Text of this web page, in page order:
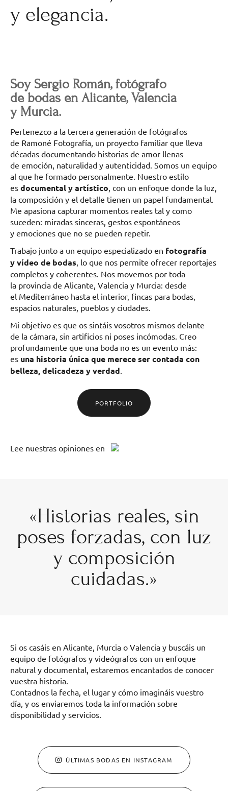
y elegancia.
Soy Sergio Román, fotógrafo
de bodas en Alicante, Valencia
y Murcia.
Pertenezco a la tercera generación de fotógrafos
de Ramoné Fotografía, un proyecto familiar que lleva
décadas documentando historias de amor llenas
de emoción, naturalidad y autenticidad. Somos un equipo
al que he formado personalmente. Nuestro estilo
es documental y artístico , con un enfoque donde la luz,
la composición y el detalle tienen un papel fundamental.
Me apasiona capturar momentos reales tal y como
suceden: miradas sinceras, gestos espontáneos
y emociones que no se pueden repetir.
Trabajo junto a un equipo especializado en fotografía
y vídeo de bodas , lo que nos permite ofrecer reportajes
completos y coherentes. Nos movemos por toda
la provincia de Alicante, Valencia y Murcia: desde
el Mediterráneo hasta el interior, fincas para bodas,
espacios naturales, pueblos y ciudades.
Mi objetivo es que os sintáis vosotros mismos delante
de la cámara, sin artificios ni poses incómodas. Creo
profundamente que una boda no es un evento más:
es una historia única que merece ser contada con
belleza, delicadeza y verdad
PORTFOLIO
Lee nuestras opiniones en
«Historias reales, sin
poses forzadas, con luz
y composición
cuidadas.»
Si os casáis en Alicante, Murcia o Valencia y buscáis un
equipo de fotógrafos y videógrafos con un enfoque
natural y documental, estaremos encantados de conocer
vuestra historia.
Contadnos la fecha, el lugar y cómo imagináis vuestro
día, y os enviaremos toda la información sobre
disponibilidad y servicios.
ÚLTIMAS BODAS EN INSTAGRAM